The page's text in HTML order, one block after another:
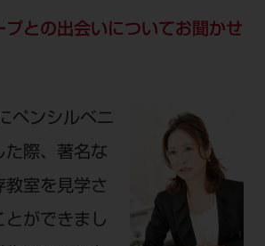
プとの出会いについてお聞かせ
ペンシルベニ
た際、著名な
教室を見学さ
とができまし